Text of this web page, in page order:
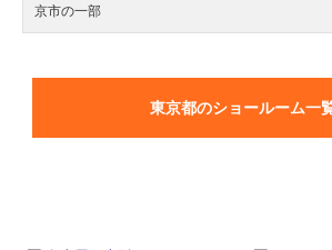
京市の一部
東京都のショールーム一